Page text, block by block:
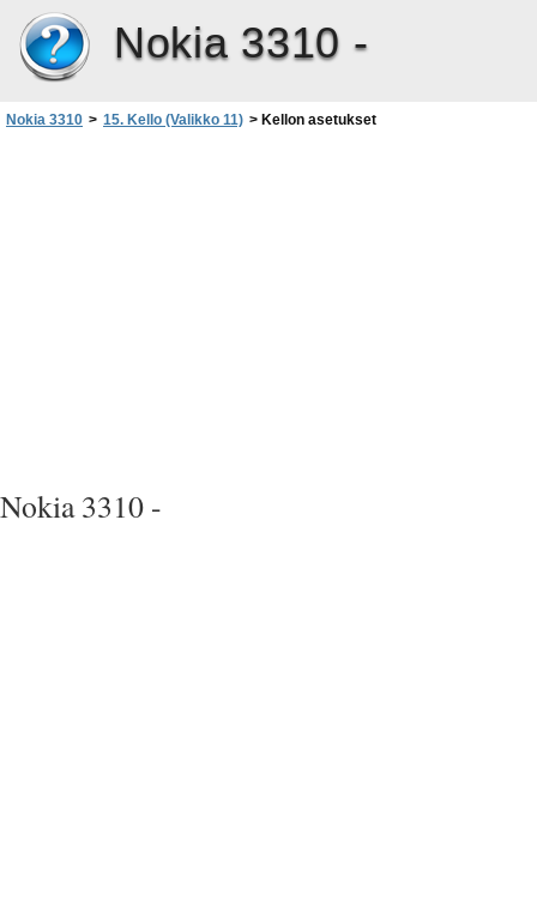
Nokia 3310 -
Nokia 3310 > 15. Kello (Valikko 11) > Kellon asetukset
Nokia 3310 -